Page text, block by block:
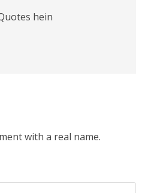
hein
with a real name.